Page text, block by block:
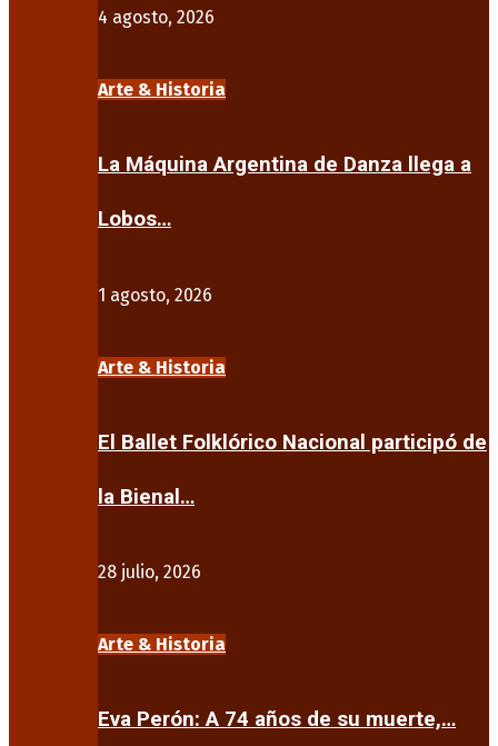
4 agosto, 2026
Arte & Historia
La Máquina Argentina de Danza llega a
Lobos…
1 agosto, 2026
Arte & Historia
El Ballet Folklórico Nacional participó de
la Bienal…
28 julio, 2026
Arte & Historia
Eva Perón: A 74 años de su muerte,…